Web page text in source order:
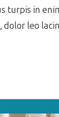
turpis in
leo